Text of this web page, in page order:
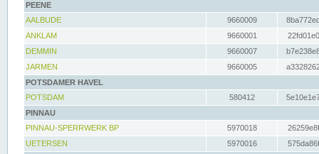
PEENE
AALBUDE
9660009
ANKLAM
9660001
DEMMIN
9660007
JARMEN
9660005
POTSDAMER HAVEL
POTSDAM
580412
PINNAU
PINNAU-SPERRWERK BP
5970018
UETERSEN
5970016